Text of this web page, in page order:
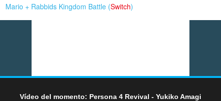
Mario + Rabbids Kingdom Battle (Switch)
Vídeo del momento: Persona 4 Revival - Yukiko Amagi